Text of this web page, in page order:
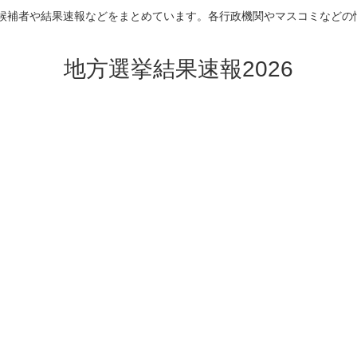
補者や結果速報などをまとめています。各行政機関やマスコミなどの
地方選挙結果速報2026